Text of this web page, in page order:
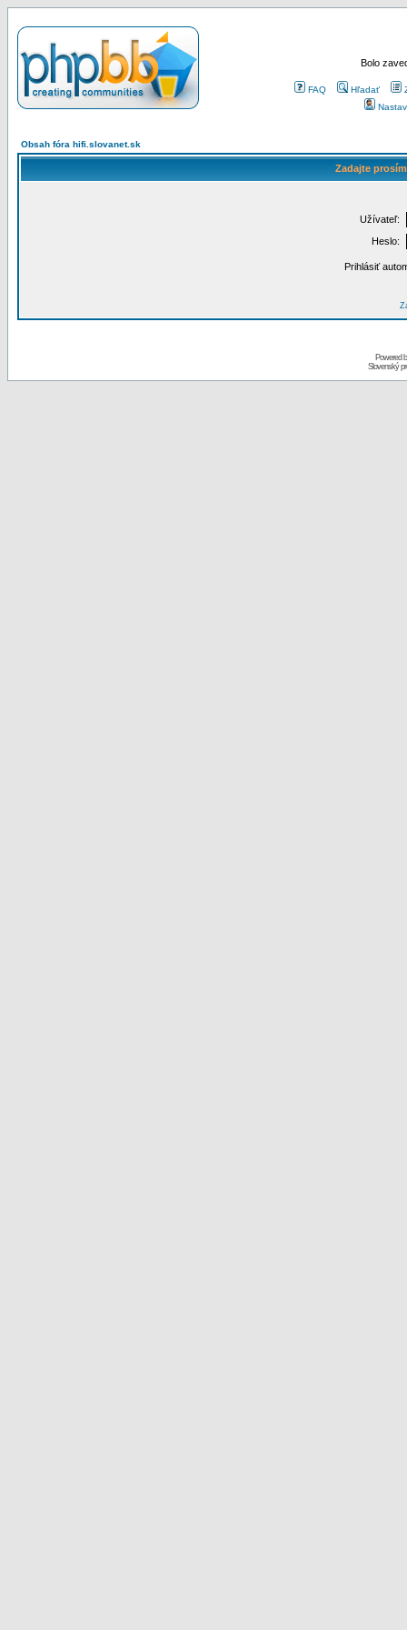
Bolo
FAQ Hľadať
Obsah fóra hifi.slovanet.sk
Zadajte
Užívateľ:
Heslo:
Prihlásiť
Powered
Slovenský